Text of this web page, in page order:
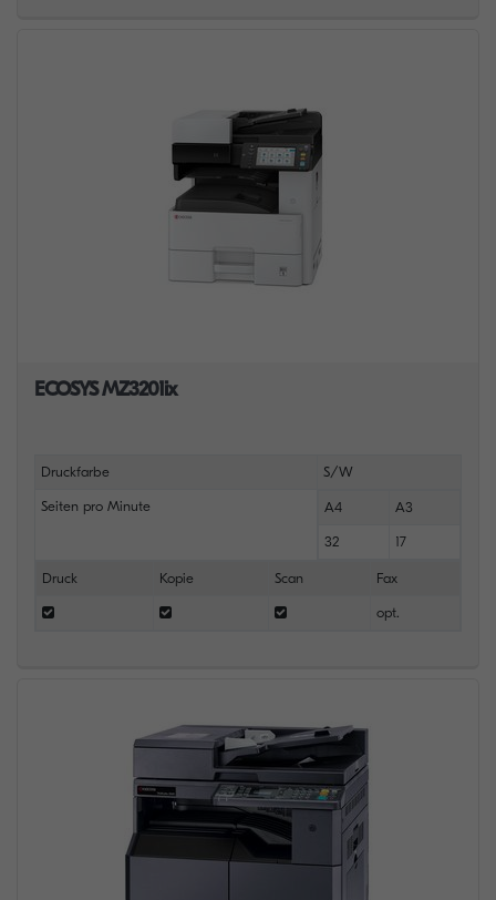
ECOSYS MZ3201ix
Druckfarbe S/W
Seiten pro Minute A4 A3
32 17
Druck Kopie Scan Fax
opt.